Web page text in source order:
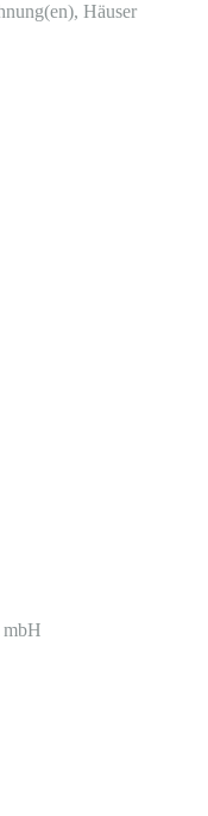
Häuser
mbH